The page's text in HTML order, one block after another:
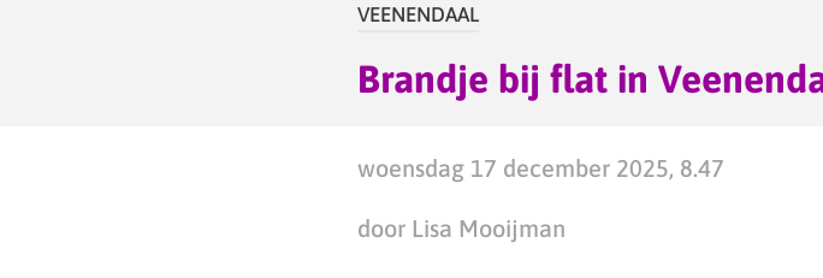
VEENENDAAL
Brandje bij flat in
woensdag 17 december 2025, 8.47
door Lisa Mooijman